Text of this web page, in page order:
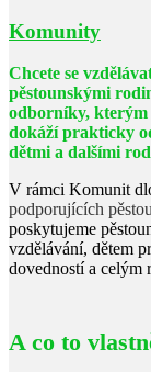
Komunity
Chcete se
pěstounskými
odborníky, kterým
dokáží prakticky
dětmi a dalšími
V rámci Komunit
podporujících
poskytujeme
vzdělávání, dětem
dovedností a celým
A co to